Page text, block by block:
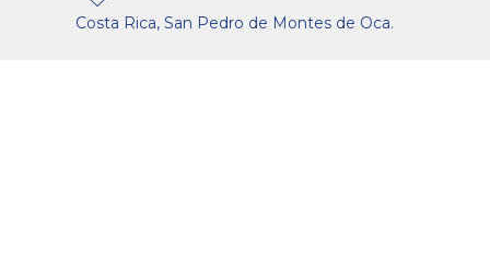
Costa Rica, San Pedro de Montes de Oca.